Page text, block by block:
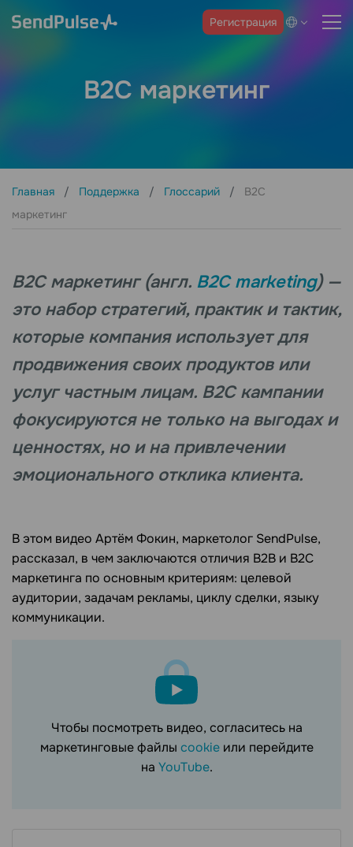
Регистрация
B2C маркетинг
Главная Поддержка Глоссарий
B2C
маркетинг
B2C маркетинг (англ. B2C marketing) —
это набор стратегий, практик и тактик,
которые компания использует для
продвижения своих продуктов или
услуг частным лицам. B2C кампании
фокусируются не только на выгодах и
ценностях, но и на привлечении
эмоционального отклика клиента.
В этом видео Артём Фокин, маркетолог SendPulse,
рассказал, в чем заключаются отличия B2B и B2C
маркетинга по основным критериям: целевой
аудитории, задачам рекламы, циклу сделки, языку
коммуникации.
Чтобы посмотреть видео, согласитесь на
маркетинговые файлы cookie или перейдите
на YouTube.